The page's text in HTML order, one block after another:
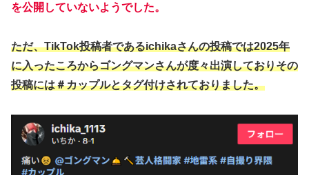
を公開していないようでした。
ただ、TikTok投稿者であるichikaさんの投稿では2025年
に入ったころからゴングマンさんが度々出演しておりその
投稿には＃カップルとタグ付けされておりました。